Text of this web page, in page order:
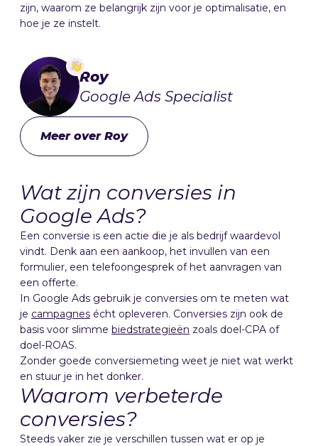
zijn, waarom ze belangrijk zijn voor je optimalisatie, en
hoe je ze instelt.
Roy
Google Ads Specialist
Meer over Roy
Wat zijn conversies in
Google Ads?
Een conversie is een actie die je als bedrijf waardevol
vindt. Denk aan een aankoop, het invullen van een
formulier, een telefoongesprek of het aanvragen van
een offerte.
In Google Ads gebruik je conversies om te meten wat
je campagnes écht opleveren. Conversies zijn ook de
basis voor slimme biedstrategieën zoals doel-CPA of
doel-ROAS.
Zonder goede conversiemeting weet je niet wat werkt
en stuur je in het donker.
Waarom verbeterde
conversies?
Steeds vaker zie je verschillen tussen wat er op je